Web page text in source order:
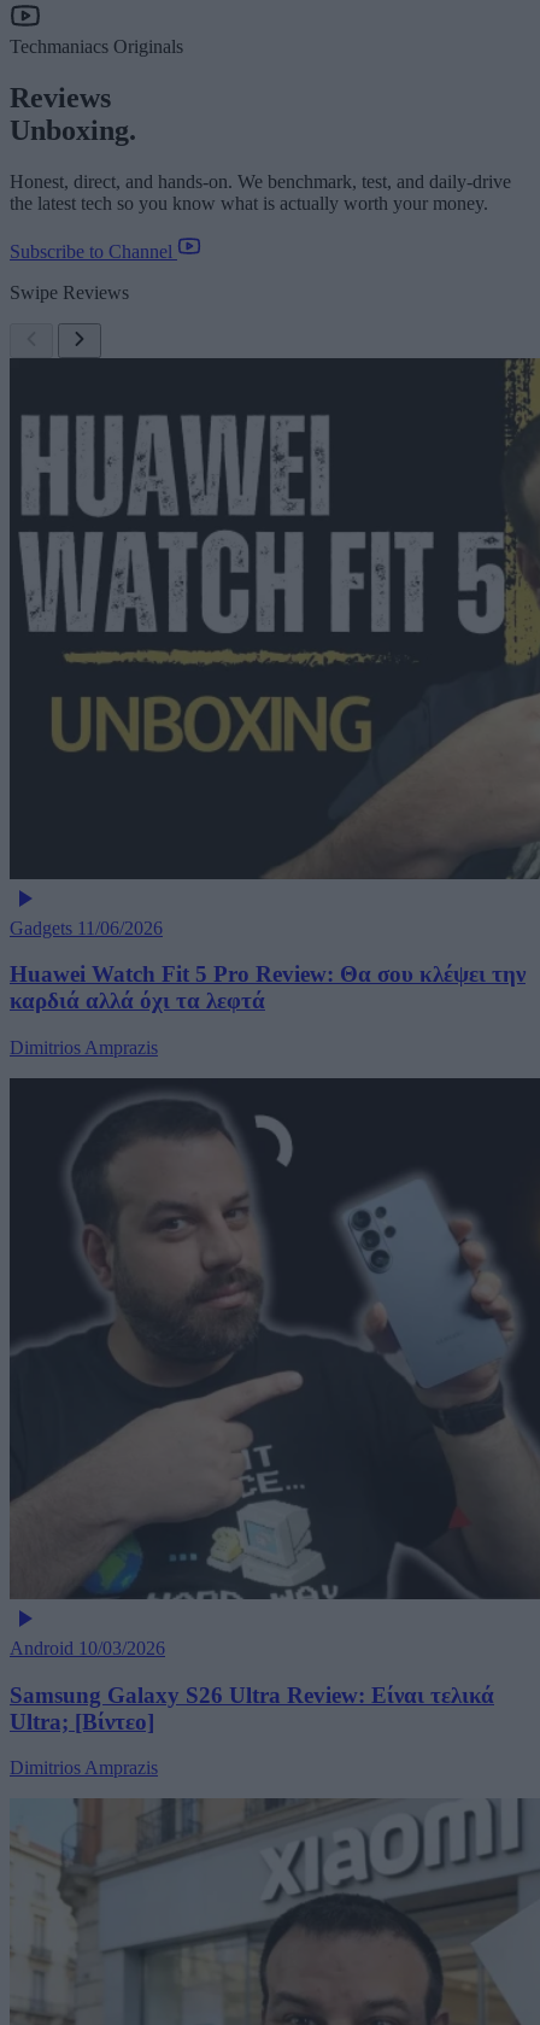
Techmaniacs Originals
Reviews
Unboxing.
Honest, direct, and hands-on. We benchmark, test, and daily-drive
the latest tech so you know what is actually worth your money.
Subscribe to Channel
Swipe Reviews
Gadgets 11/06/2026
Huawei Watch Fit 5 Pro Review: Θα σου κλέψει την
καρδιά αλλά όχι τα λεφτά
Dimitrios Amprazis
Android 10/03/2026
Samsung Galaxy S26 Ultra Review: Είναι τελικά
Ultra; [Βίντεο]
Dimitrios Amprazis